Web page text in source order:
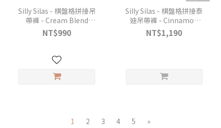
Silly Silas - 棋盤格拼接吊
帶褲 - Cream Blend
Checked
NT$990
Silly Silas - 棋盤格拼接泰
迪吊帶褲 - Cinnamon
Checked
NT$1,190
1 2 3 4 5 »